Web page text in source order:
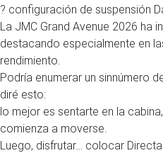
? configuración de suspensión
La JMC Grand Avenue 2026 ha
destacando especialmente en
rendimiento.
Podría enumerar un sinnúmero
diré esto:
lo mejor es sentarte en la
comienza a moverse.
Luego, disfrutar… colocar Directa